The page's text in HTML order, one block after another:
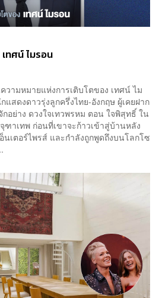
ทศน์ ไมรอน
ามหมายแห่งการเติบโตของ เทศน์ ไม
สดงดาวรุ่งลูกครึ่งไทย-อังกฤษ ผู้เคยฝาก
อย่าง ดวงใจเทวพรหม ตอน ใจพิสุทธิ์ ใน
าเทพ ก่อนที่เขาจะก้าวเข้าสู่บ้านหลัง
นเตอร์ไพรส์ และกำลังถูกพูดถึงบนโลกโซ